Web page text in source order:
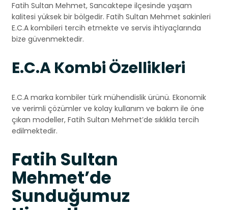
Fatih Sultan Mehmet, Sancaktepe ilçesinde yaşam
kalitesi yüksek bir bölgedir. Fatih Sultan Mehmet sakinleri
E.C.A kombileri tercih etmekte ve servis ihtiyaçlarında
bize güvenmektedir.
E.C.A Kombi Özellikleri
E.C.A marka kombiler türk mühendislik ürünü. Ekonomik
ve verimli çözümler ve kolay kullanım ve bakım ile öne
çıkan modeller, Fatih Sultan Mehmet’de sıklıkla tercih
edilmektedir.
Fatih Sultan
Mehmet’de
Sunduğumuz